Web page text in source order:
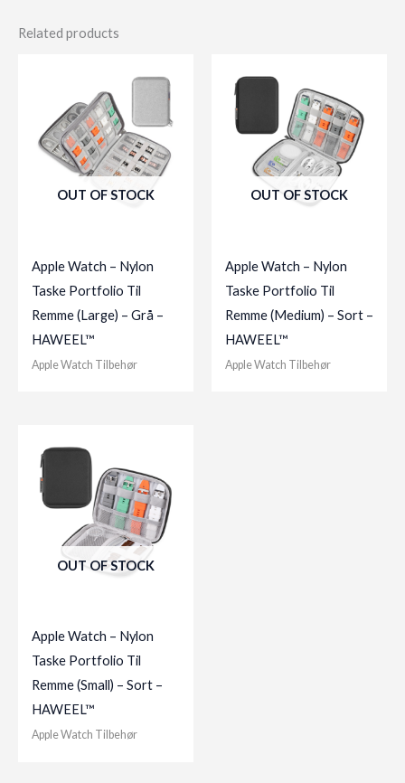
Related products
OUT OF STOCK
Apple Watch – Nylon
Taske Portfolio Til
Remme (Large) – Grå –
HAWEEL™
Apple Watch Tilbehør
OUT OF STOCK
Apple Watch – Nylon
Taske Portfolio Til
Remme (Medium) – Sort –
HAWEEL™
Apple Watch Tilbehør
OUT OF STOCK
Apple Watch – Nylon
Taske Portfolio Til
Remme (Small) – Sort –
HAWEEL™
Apple Watch Tilbehør